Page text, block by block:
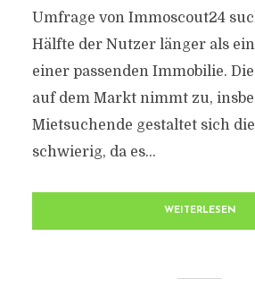
Umfrage von Immoscout24
Hälfte der Nutzer länger als
einer passenden Immobilie.
auf dem Markt nimmt zu,
Mietsuchende gestaltet sich
schwierig, da es...
WEITERLESEN